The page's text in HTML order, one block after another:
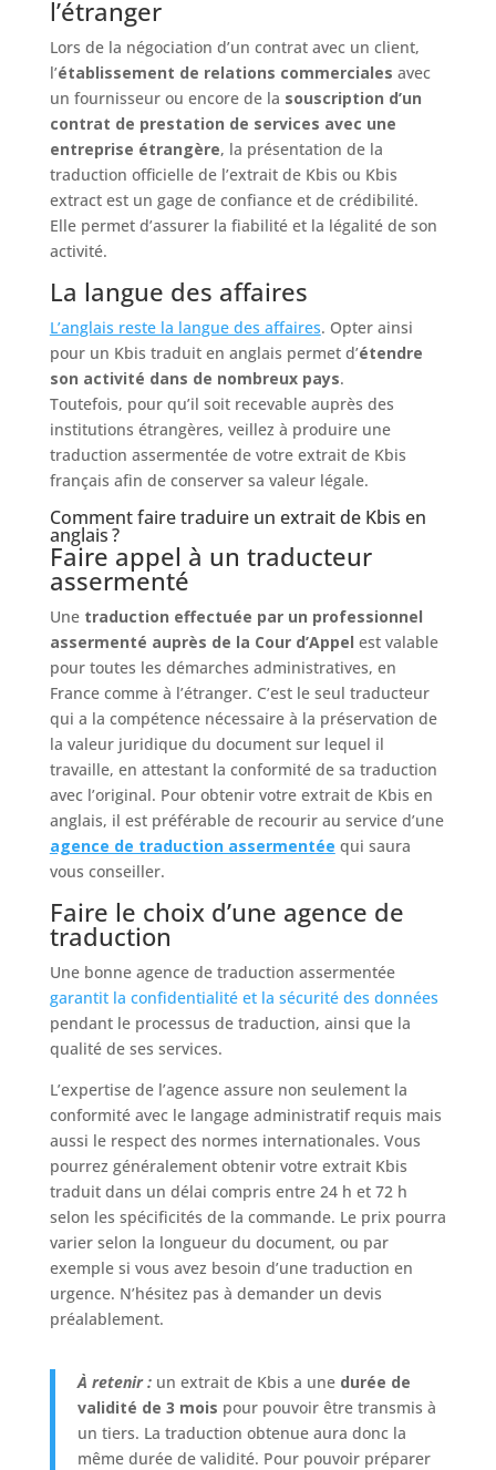
l’étranger
Lors de la négociation d’un contrat avec un client,
l’établissement de relations commerciales avec
un fournisseur ou encore de la souscription d’un
contrat de prestation de services avec une
entreprise étrangère, la présentation de la
traduction officielle de l’extrait de Kbis ou Kbis
extract est un gage de confiance et de crédibilité.
Elle permet d’assurer la fiabilité et la légalité de son
activité.
La langue des affaires
L’anglais reste la langue des affaires. Opter ainsi
pour un Kbis traduit en anglais permet d’étendre
son activité dans de nombreux pays.
Toutefois, pour qu’il soit recevable auprès des
institutions étrangères, veillez à produire une
traduction assermentée de votre extrait de Kbis
français afin de conserver sa valeur légale.
Comment faire traduire un extrait de Kbis en
anglais ?
Faire appel à un traducteur
assermenté
Une traduction effectuée par un professionnel
assermenté auprès de la Cour d’Appel est valable
pour toutes les démarches administratives, en
France comme à l’étranger. C’est le seul traducteur
qui a la compétence nécessaire à la préservation de
la valeur juridique du document sur lequel il
travaille, en attestant la conformité de sa traduction
avec l’original. Pour obtenir votre extrait de Kbis en
anglais, il est préférable de recourir au service d’une
agence de traduction assermentée qui saura
vous conseiller.
Faire le choix d’une agence de
traduction
Une bonne agence de traduction assermentée
garantit la confidentialité et la sécurité des données
pendant le processus de traduction, ainsi que la
qualité de ses services.
L’expertise de l’agence assure non seulement la
conformité avec le langage administratif requis mais
aussi le respect des normes internationales. Vous
pourrez généralement obtenir votre extrait Kbis
traduit dans un délai compris entre 24 h et 72 h
selon les spécificités de la commande. Le prix pourra
varier selon la longueur du document, ou par
exemple si vous avez besoin d’une traduction en
urgence. N’hésitez pas à demander un devis
préalablement.
À retenir : un extrait de Kbis a une durée de
validité de 3 mois pour pouvoir être transmis à
un tiers. La traduction obtenue aura donc la
même durée de validité. Pour pouvoir préparer